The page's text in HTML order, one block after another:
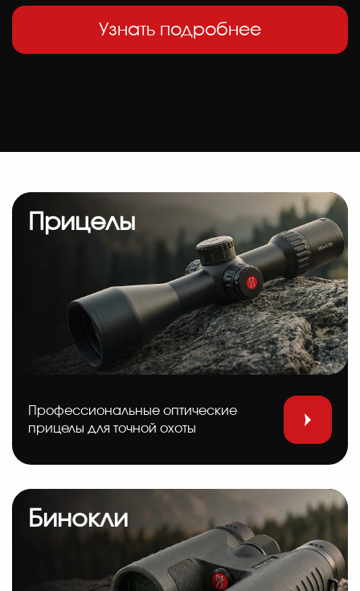
Узнать подробнее
Прицелы
Профессиональные оптические
прицелы для точной охоты
Бинокли